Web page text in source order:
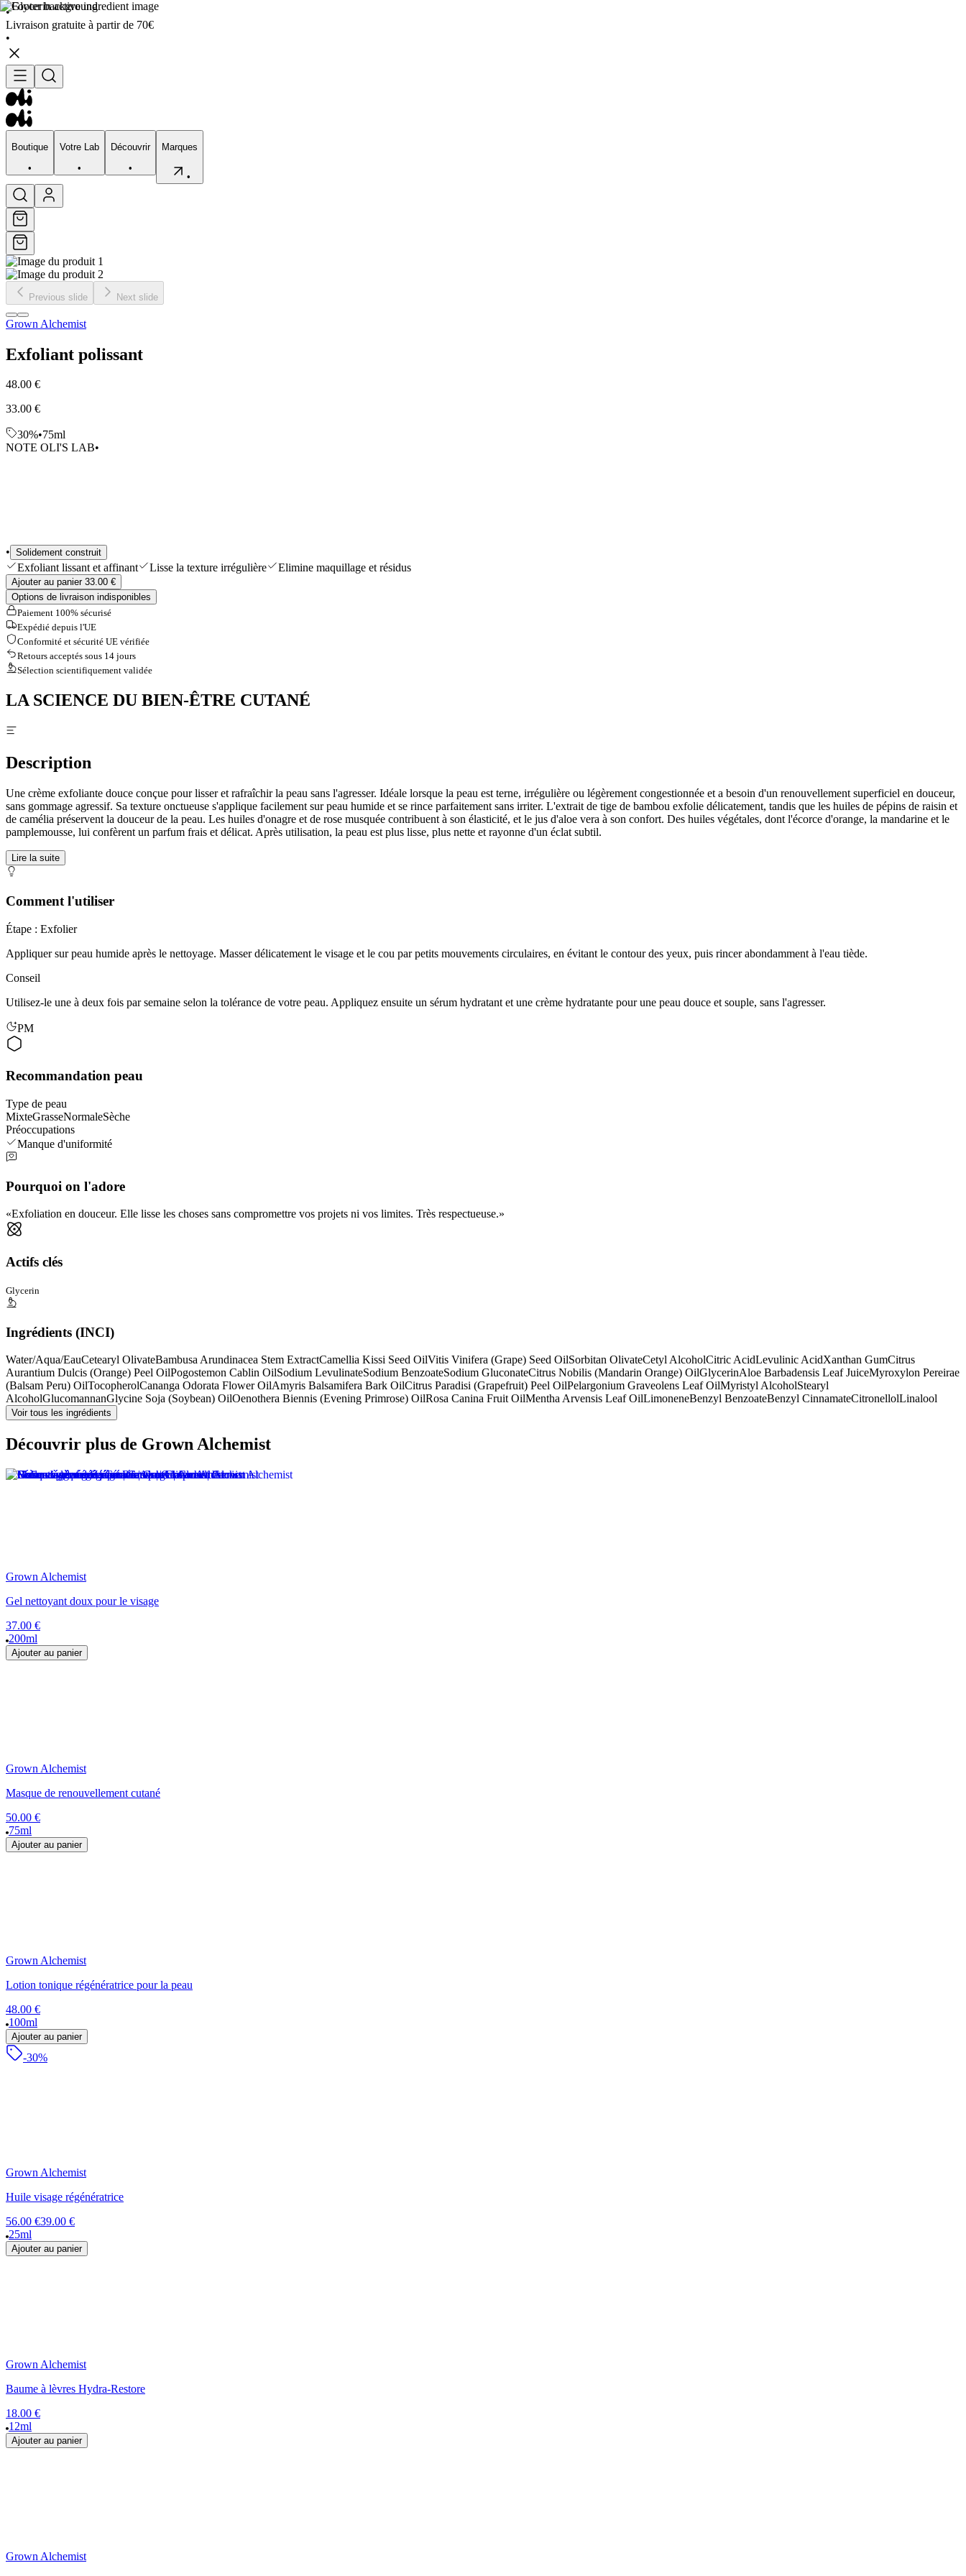
•
Livraison gratuite à partir de 70€
•
Boutique
•
Votre Lab
•
Découvrir
•
Marques
•
Boutique
•
Votre Lab
Visage
Previous slide Next slide
Grown Alchemist
Exfoliant polissant
48.00 €
33.00 €
30%•75ml
NOTE OLI'S LAB•
• Solidement construit
Exfoliant lissant et affinant Lisse la texture irrégulière Elimine maquillage et résidus
Ajouter au panier 33.00 €
Options de livraison indisponibles
Paiement 100% sécurisé
Expédié depuis l'UE
Conformité et sécurité UE vérifiée
Retours acceptés sous 14 jours
Sélection scientifiquement validée
LA SCIENCE DU BIEN-ÊTRE CUTANÉ
Description
Une crème exfoliante douce conçue pour lisser et rafraîchir la peau sans l'agresser. Idéale lorsque la peau est terne, irrégulière ou légèrement congestionnée et a besoin d'un renouvellement superficiel en douceur,
sans gommage agressif. Sa texture onctueuse s'applique facilement sur peau humide et se rince parfaitement sans irriter. L'extrait de tige de bambou exfolie délicatement, tandis que les huiles de pépins de raisin et
de camélia préservent la douceur de la peau. Les huiles d'onagre et de rose musquée contribuent à son élasticité, et le jus d'aloe vera à son confort. Des huiles végétales, dont l'écorce d'orange, la mandarine et le
pamplemousse, lui confèrent un parfum frais et délicat. Après utilisation, la peau est plus lisse, plus nette et rayonne d'un éclat subtil.
Lire la suite
Comment l'utiliser
Étape : Exfolier
Appliquer sur peau humide après le nettoyage. Masser délicatement le visage et le cou par petits mouvements circulaires, en évitant le contour des yeux, puis rincer abondamment à l'eau tiède.
Conseil
Utilisez-le une à deux fois par semaine selon la tolérance de votre peau. Appliquez ensuite un sérum hydratant et une crème hydratante pour une peau douce et souple, sans l'agresser.
PM
Recommandation peau
Type de peau
MixteGrasseNormaleSèche
Préoccupations
Manque d'uniformité
Pourquoi on l'adore
Exfoliation en douceur. Elle lisse les choses sans compromettre vos projets ni vos limites. Très respectueuse.
Actifs clés
Glycerin
Ingrédients (INCI)
Water/Aqua/EauCetearyl OlivateBambusa Arundinacea Stem ExtractCamellia Kissi Seed OilVitis Vinifera (Grape) Seed OilSorbitan OlivateCetyl AlcoholCitric AcidLevulinic AcidXanthan GumCitrus
Aurantium Dulcis (Orange) Peel OilPogostemon Cablin OilSodium LevulinateSodium BenzoateSodium GluconateCitrus Nobilis (Mandarin Orange) OilGlycerinAloe Barbadensis Leaf JuiceMyroxylon Pereirae
(Balsam Peru) OilTocopherolCananga Odorata Flower OilAmyris Balsamifera Bark OilCitrus Paradisi (Grapefruit) Peel OilPelargonium Graveolens Leaf OilMyristyl AlcoholStearyl
AlcoholGlucomannanGlycine Soja (Soybean) OilOenothera Biennis (Evening Primrose) OilRosa Canina Fruit OilMentha Arvensis Leaf OilLimoneneBenzyl BenzoateBenzyl CinnamateCitronellolLinalool
Voir tous les ingrédients
Découvrir plus de Grown Alchemist
Grown Alchemist
Gel nettoyant doux pour le visage
37.00 €
200ml
Ajouter au panier
Grown Alchemist
Masque de renouvellement cutané
50.00 €
75ml
Ajouter au panier
Grown Alchemist
Lotion tonique régénératrice pour la peau
48.00 €
100ml
Ajouter au panier
-30%
Grown Alchemist
Huile visage régénératrice
56.00 €39.00 €
25ml
Ajouter au panier
Grown Alchemist
Baume à lèvres Hydra-Restore
18.00 €
12ml
Ajouter au panier
Grown Alchemist